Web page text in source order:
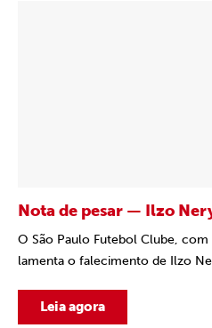
Nota de pesar — Ilzo
O São Paulo Futebol Clube,
lamenta o falecimento de Ilzo
Leia agora